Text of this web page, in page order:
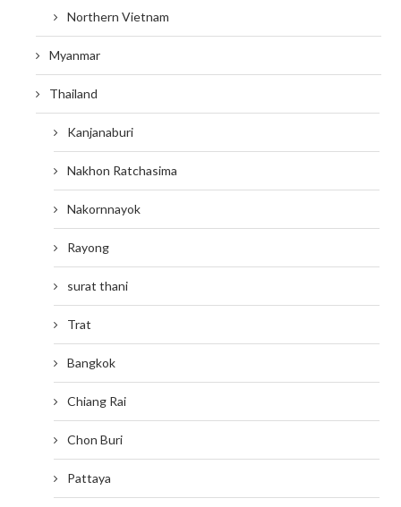
Northern Vietnam
Myanmar
Thailand
Kanjanaburi
Nakhon Ratchasima
Nakornnayok
Rayong
surat thani
Trat
Bangkok
Chiang Rai
Chon Buri
Pattaya